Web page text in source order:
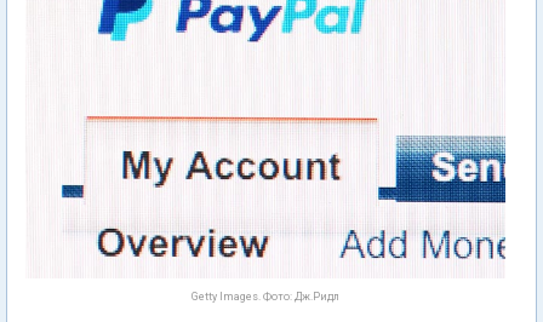
Getty Images. Фото: Дж.Ридл